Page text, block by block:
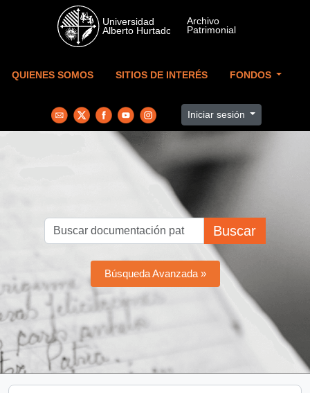
Skip to main content
QUIENES SOMOS SITIOS DE INTERÉS FONDOS
Iniciar sesión
Buscar
Búsqueda Avanzada »